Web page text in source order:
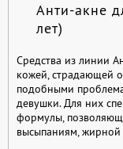
Анти-акне
лет)
Средства из линии
кожей, страдающей
подобными
девушки. Для них
формулы,
высыпаниям,